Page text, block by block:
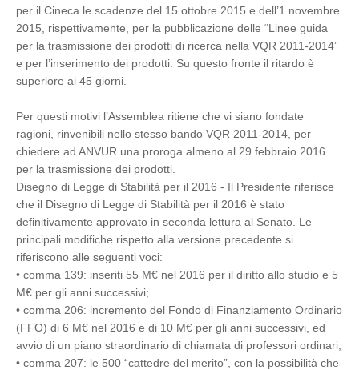
per il Cineca le scadenze del 15 ottobre 2015 e dell’1 novembre
2015, rispettivamente, per la pubblicazione delle “Linee guida
per la trasmissione dei prodotti di ricerca nella VQR 2011-2014”
e per l’inserimento dei prodotti. Su questo fronte il ritardo è
superiore ai 45 giorni.
Per questi motivi l’Assemblea ritiene che vi siano fondate
ragioni, rinvenibili nello stesso bando VQR 2011-2014, per
chiedere ad ANVUR una proroga almeno al 29 febbraio 2016
per la trasmissione dei prodotti.
Disegno di Legge di Stabilità per il 2016 - Il Presidente riferisce
che il Disegno di Legge di Stabilità per il 2016 è stato
definitivamente approvato in seconda lettura al Senato. Le
principali modifiche rispetto alla versione precedente si
riferiscono alle seguenti voci:
• comma 139: inseriti 55 M€ nel 2016 per il diritto allo studio e 5
M€ per gli anni successivi;
• comma 206: incremento del Fondo di Finanziamento Ordinario
(FFO) di 6 M€ nel 2016 e di 10 M€ per gli anni successivi, ed
avvio di un piano straordinario di chiamata di professori ordinari;
• comma 207: le 500 “cattedre del merito”, con la possibilità che